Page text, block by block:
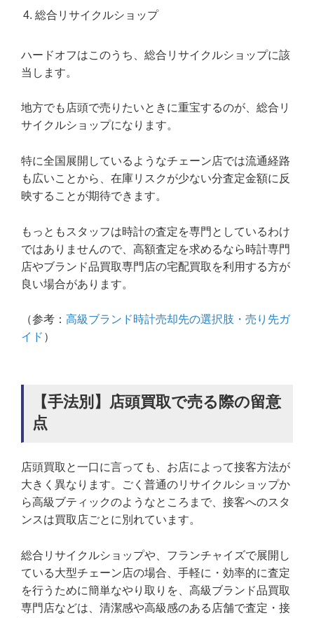
総合リサイクルショップ
ハードオフはこのうち、総合リサイクルショップに該
当します。
地方でも店頭で売りたいときに重宝するのが、総合リ
サイクルショップになります。
特に全国展開しているようなチェーン店では流通経路
も広いことから、在庫リスクが少ない分査定金額に反
映することが期待できます。
もっともスタッフは時計の査定を専門としているわけ
ではありませんので、高額査定を求めるなら時計専門
店やブランド品買取専門店の宅配買取を利用する方が
良い場合があります。
（参考： 高級ブランド時計売却先の選択肢・売り先ガ
イド ）
【手法別】店頭買取で売る際の留意
点
店頭買取と一口に言っても、お店によって接客方法が
大きく異なります。ごく普通のリサイクルショップか
ら高級ブティックのようなところまで、接客へのスタ
ンスは買取店ごとに別れています。
総合リサイクルショップや、フランチャイズで展開し
ている大型チェーン店の場合、手軽に・効率的に査定
を行うために簡単なやり取りを、高級ブランド品買取
専門店などは、清潔感や高級感のある店舗で査定・接